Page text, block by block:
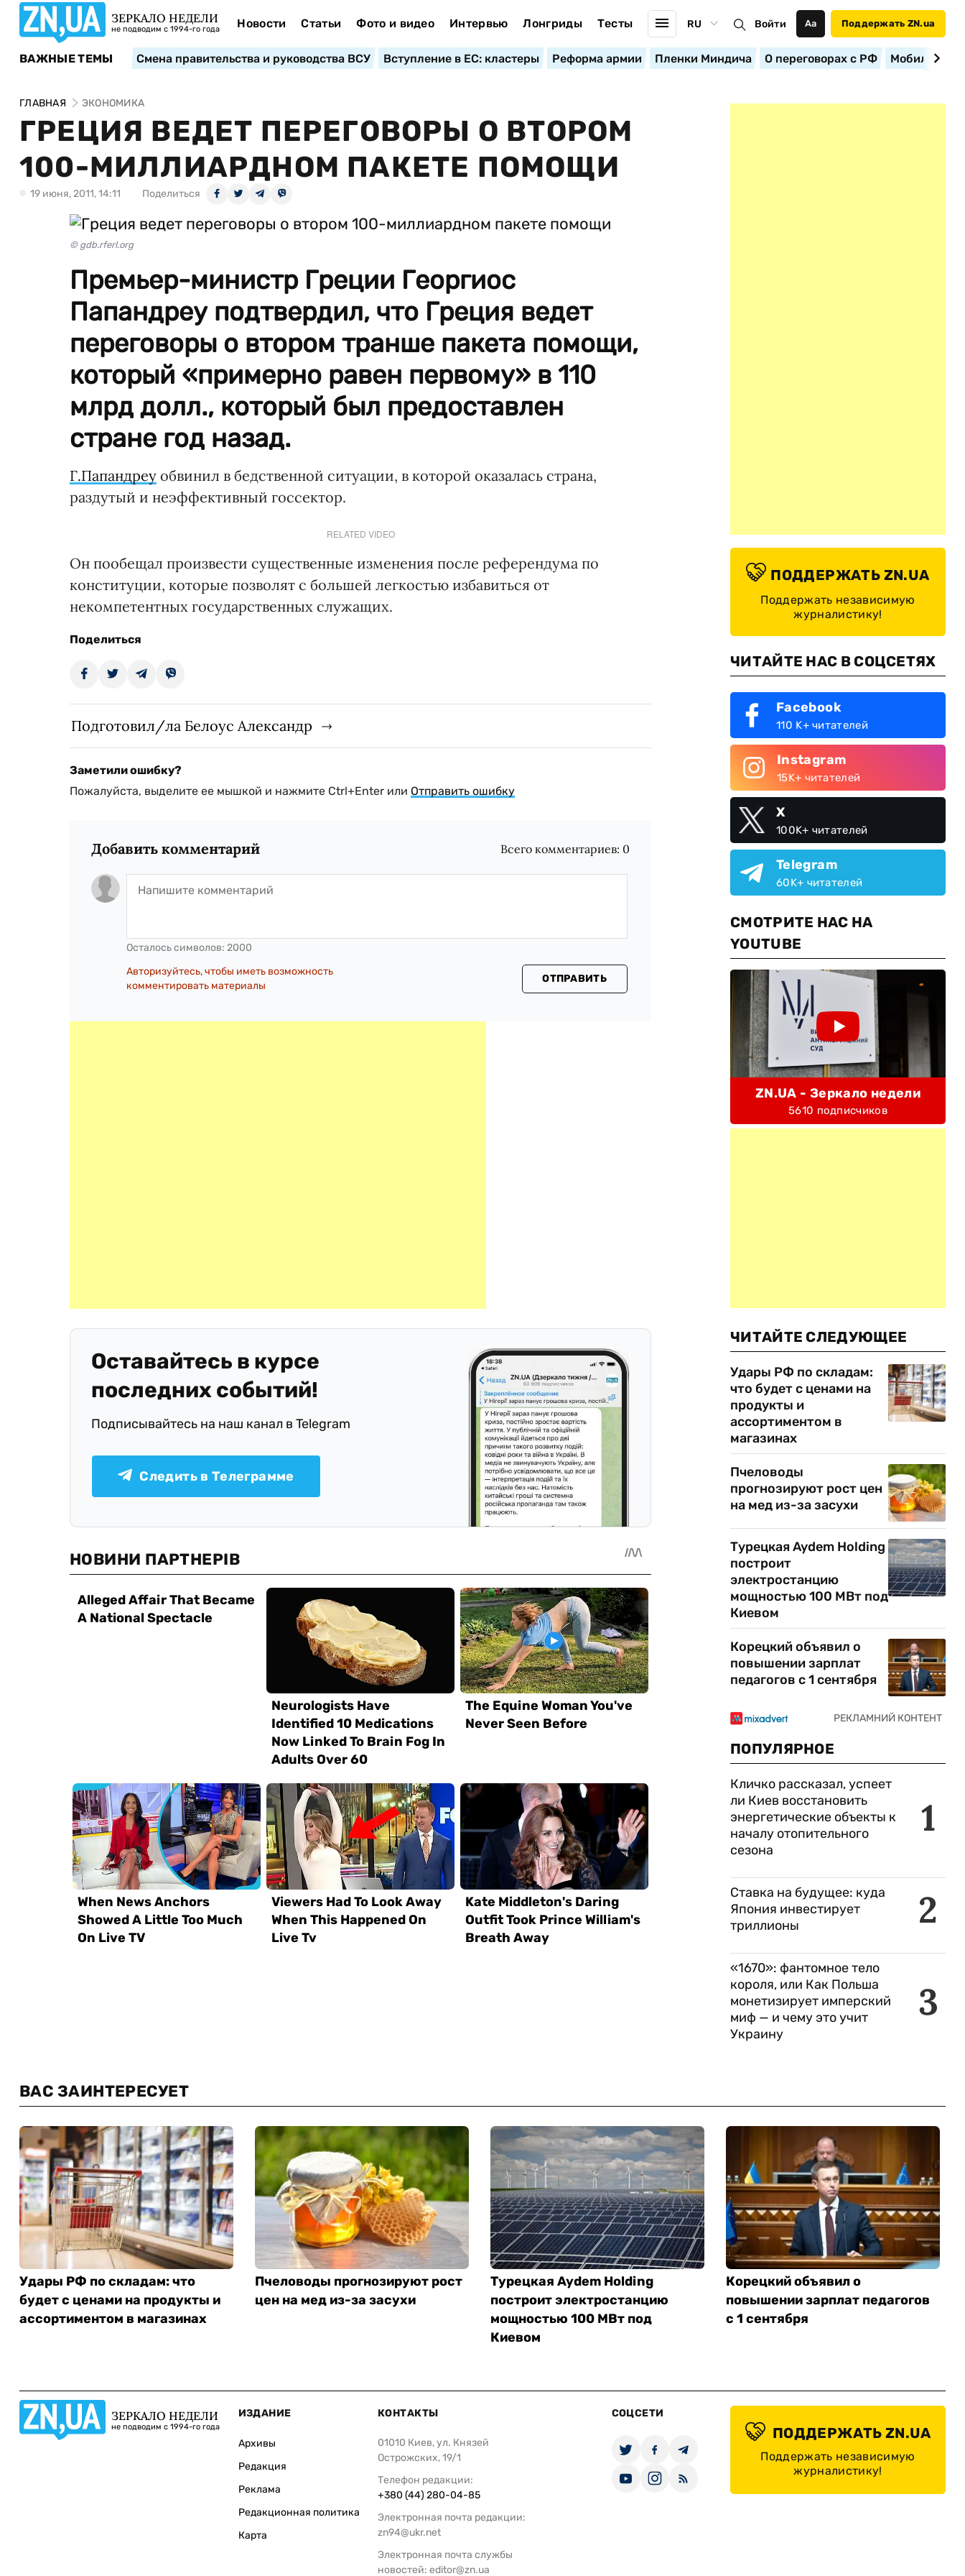
ЗЕРКАЛО НЕДЕЛИ
не подводим с 1994-го года Новости Статьи Фото и видео Интервью Лонгриды Тесты RU Войти Аа Поддержать ZN.ua
ВАЖНЫЕ ТЕМЫ Смена правительства и руководства ВСУ Вступление в ЕС: кластеры Реформа армии Пленки Миндича О переговорах с РФ
ГЛАВНАЯ ЭКОНОМИКА
ГРЕЦИЯ ВЕДЕТ ПЕРЕГОВОРЫ О ВТОРОМ
100-МИЛЛИАРДНОМ ПАКЕТЕ ПОМОЩИ
19 июня, 2011, 14:11 Поделиться
© gdb.rferl.org
Премьер-министр Греции Георгиос
Папандреу подтвердил, что Греция ведет
переговоры о втором транше пакета помощи,
который «примерно равен первому» в 110
млрд долл., который был предоставлен
стране год назад.
Г.Папандреу обвинил в бедственной ситуации, в которой оказалась страна,
раздутый и неэффективный госсектор.
RELATED VIDEO
Он пообещал произвести существенные изменения после референдума по
конституции, которые позволят с большей легкостью избавиться от
некомпетентных государственных служащих.
Поделиться
Подготовил/ла Белоус Александр
Заметили ошибку?
Пожалуйста, выделите ее мышкой и нажмите Ctrl+Enter или Отправить ошибку
Добавить комментарий Всего комментариев: 0
Осталось символов: 2000
Авторизуйтесь, чтобы иметь возможность
комментировать материалы
ОТПРАВИТЬ
Оставайтесь в курсе
последних событий!
Подписывайтесь на наш канал в Telegram
Следить в Телеграмме
ПОДДЕРЖАТЬ ZN.UA
Поддержать независимую
журналистику!
ЧИТАЙТЕ НАС В СОЦСЕТЯХ
Facebook
110 K+ читателей
Instagram
15K+ читателей
X
100K+ читателей
Telegram
60K+ читателей
СМОТРИТЕ НАС НА
YOUTUBE
ZN.UA - Зеркало недели
5610 подписчиков
ЧИТАЙТЕ СЛЕДУЮЩЕЕ
Удары РФ по складам:
что будет с ценами на
продукты и
ассортиментом в
магазинах
Пчеловоды
прогнозируют рост цен
на мед из-за засухи
Турецкая Aydem Holding
построит
электростанцию
мощностью 100 МВт под
Киевом
Корецкий объявил о
повышении зарплат
педагогов с 1 сентября
ПОПУЛЯРНОЕ
1
Кличко рассказал, успеет
ли Киев восстановить
энергетические объекты к
началу отопительного
сезона
2
Ставка на будущее: куда
Япония инвестирует
триллионы
3
«1670»: фантомное тело
короля, или Как Польша
монетизирует имперский
миф — и чему это учит
Украину
ВАС ЗАИНТЕРЕСУЕТ
Удары РФ по складам: что
будет с ценами на продукты и
ассортиментом в магазинах
Пчеловоды прогнозируют рост
цен на мед из-за засухи
Турецкая Aydem Holding
построит электростанцию
мощностью 100 МВт под
Киевом
Корецкий объявил о
повышении зарплат педагогов
с 1 сентября
ЗЕРКАЛО НЕДЕЛИ
не подводим с 1994-го года
ИЗДАНИЕ
Архивы
Редакция
Реклама
Редакционная политика
Карта
КОНТАКТЫ
01010 Киев, ул. Князей
Острожских, 19/1
Телефон редакции:
+380 (44) 280-04-85
Электронная почта редакции:
zn94@ukr.net
Электронная почта службы
новостей: editor@zn.ua
СОЦСЕТИ
ПОДДЕРЖАТЬ ZN.UA
Поддержать независимую
журналистику!